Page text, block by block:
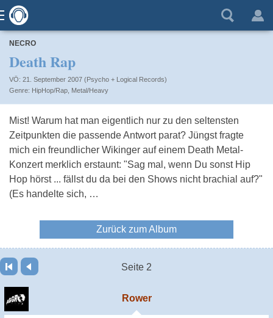
NECRO
Death Rap
VÖ: 21. September 2007 (Psycho + Logical Records)
HipHop/Rap Metal/Heavy
Mist! Warum hat man eigentlich nur zu den seltensten
Zeitpunkten die passende Antwort parat? Jüngst fragte
mich ein freundlicher Wikinger auf einem Death Metal-
Konzert merklich erstaunt: "Sag mal, wenn Du sonst Hip
Hop hörst ... fällst du da bei den Shows nicht brachial auf?"
(Es handelte sich, …
Zurück zum Album
Seite 2
Rower